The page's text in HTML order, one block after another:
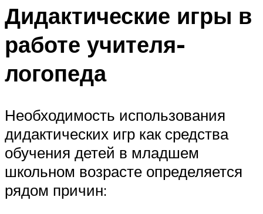
Дидактические игры в
работе учителя-
логопеда
Необходимость использования
дидактических игр как средства
обучения детей в младшем
школьном возрасте определяется
рядом причин: